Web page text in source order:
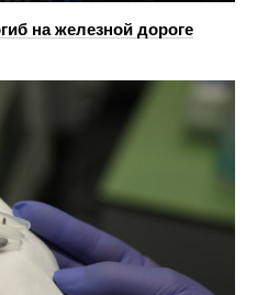
на железной дороге